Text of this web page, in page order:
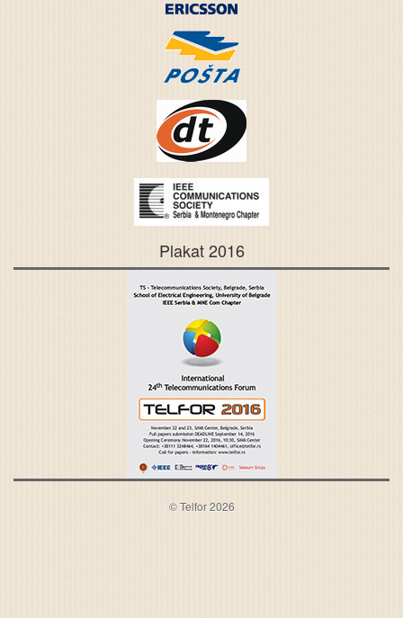
Plakat 2016
© Telfor 2026